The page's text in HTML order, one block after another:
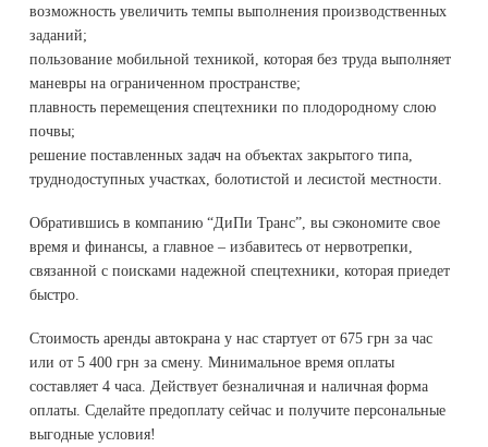
возможность увеличить темпы выполнения производственных
заданий;
пользование мобильной техникой, которая без труда выполняет
маневры на ограниченном пространстве;
плавность перемещения спецтехники по плодородному слою
почвы;
решение поставленных задач на объектах закрытого типа,
труднодоступных участках, болотистой и лесистой местности.
Обратившись в компанию “ДиПи Транс”, вы сэкономите свое
время и финансы, а главное – избавитесь от нервотрепки,
связанной с поисками надежной спецтехники, которая приедет
быстро.
Стоимость аренды автокрана у нас стартует от 675 грн за час
или от 5 400 грн за смену. Минимальное время оплаты
составляет 4 часа. Действует безналичная и наличная форма
оплаты. Сделайте предоплату сейчас и получите персональные
выгодные условия!